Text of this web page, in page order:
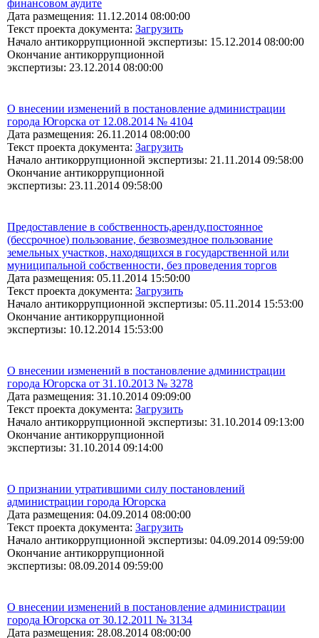
финансовом аудите
Дата размещения: 11.12.2014 08:00:00
Текст проекта документа: Загрузить
Начало антикоррупционной экспертизы: 15.12.2014 08:00:00
Окончание антикоррупционной
экспертизы: 23.12.2014 08:00:00
О внесении изменений в постановление администрации
города Югорска от 12.08.2014 № 4104
Дата размещения: 26.11.2014 08:00:00
Текст проекта документа: Загрузить
Начало антикоррупционной экспертизы: 21.11.2014 09:58:00
Окончание антикоррупционной
экспертизы: 23.11.2014 09:58:00
Предоставление в собственность,аренду,постоянное
(бессрочное) пользование, безвозмездное пользование
земельных участков, находящихся в государственной или
муниципальной собственности, без проведения торгов
Дата размещения: 05.11.2014 15:50:00
Текст проекта документа: Загрузить
Начало антикоррупционной экспертизы: 05.11.2014 15:53:00
Окончание антикоррупционной
экспертизы: 10.12.2014 15:53:00
О внесении изменений в постановление администрации
города Югорска от 31.10.2013 № 3278
Дата размещения: 31.10.2014 09:09:00
Текст проекта документа: Загрузить
Начало антикоррупционной экспертизы: 31.10.2014 09:13:00
Окончание антикоррупционной
экспертизы: 31.10.2014 09:14:00
О признании утратившими силу постановлений
администрации города Югорска
Дата размещения: 04.09.2014 08:00:00
Текст проекта документа: Загрузить
Начало антикоррупционной экспертизы: 04.09.2014 09:59:00
Окончание антикоррупционной
экспертизы: 08.09.2014 09:59:00
О внесении изменений в постановление администрации
города Югорска от 30.12.2011 № 3134
Дата размещения: 28.08.2014 08:00:00